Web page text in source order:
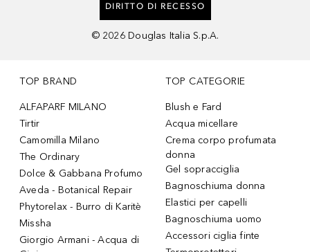
DIRITTO DI RECESSO
© 2026 Douglas Italia S.p.A.
TOP BRAND
ALFAPARF MILANO
Tirtir
Camomilla Milano
The Ordinary
Dolce & Gabbana Profumo
Aveda - Botanical Repair
Phytorelax - Burro di Karitè
Missha
Giorgio Armani - Acqua di
TOP CATEGORIE
Blush e Fard
Acqua micellare
Crema corpo profumata
donna
Gel sopracciglia
Bagnoschiuma donna
Elastici per capelli
Bagnoschiuma uomo
Accessori ciglia finte